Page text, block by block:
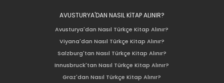
AVUSTURYA'DAN NASIL KİTAP ALINIR?
Avusturya'dan Nasıl Türkçe Kitap Alınır?
Viyana'dan Nasıl Türkçe Kitap Alınır?
Salzburg'tan Nasıl Türkçe Kitap Alınır?
Innusbruck'tan Nasıl Türkçe Kitap Alınır?
Graz'dan Nasıl Türkçe Kitap Alınır?